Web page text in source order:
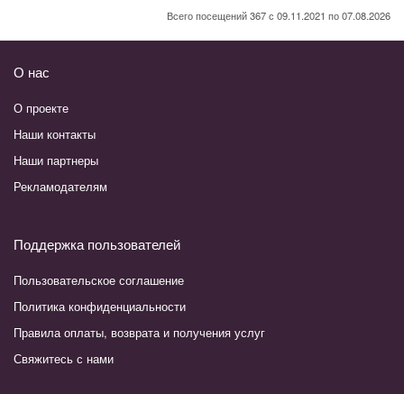
Всего посещений 367 с 09.11.2021 по 07.08.2026
О нас
О проекте
Наши контакты
Наши партнеры
Рекламодателям
Поддержка пользователей
Пользовательское соглашение
Политика конфиденциальности
Правила оплаты, возврата и получения услуг
Свяжитесь с нами